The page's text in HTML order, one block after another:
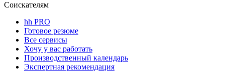
Соискателям
hh PRO
Готовое резюме
Все сервисы
Хочу у вас работать
Производственный календарь
Экспертная рекомендация